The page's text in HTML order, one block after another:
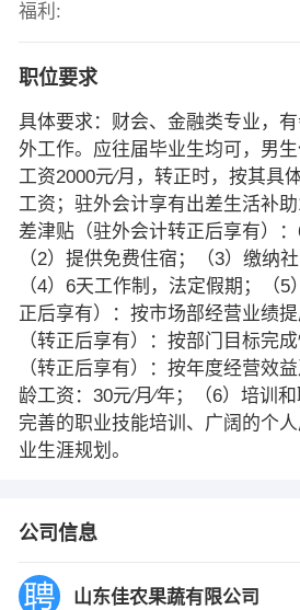
福利:
职位要求
具体要求：财会、金融类专业，
外工作。应往届毕业生均可，男
工资2000元∕月，转正时，按其具
工资；驻外会计享有出差生活补助
差津贴（驻外会计转正后享有）：
（2）提供免费住宿；（3）缴纳社
（4）6天工作制，法定假期；（
正后享有）：按市场部经营业绩
（转正后享有）：按部门目标完
（转正后享有）：按年度经营效
龄工资：30元∕月∕年；（6）培训
完善的职业技能培训、广阔的个
业生涯规划。
公司信息
山东佳农果蔬有限公司